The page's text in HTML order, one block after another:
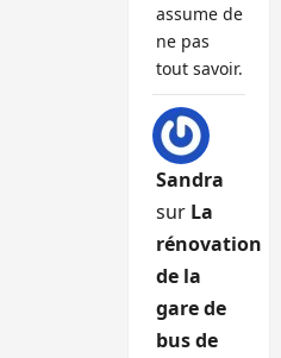
assume de
ne pas
tout savoir.
Sandra
sur La
rénovation
de la
gare de
bus de